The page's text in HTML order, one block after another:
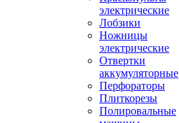
электрические
Лобзики
Ножницы
электрические
Отвертки
аккумуляторные
Перфораторы
Плиткорезы
Полировальные